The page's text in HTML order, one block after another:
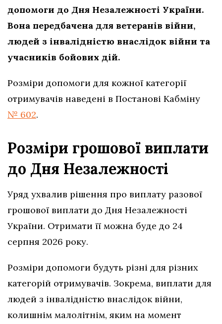
допомоги до Дня Незалежності України.
Вона передбачена для ветеранів війни,
людей з інвалідністю внаслідок війни та
учасників бойових дій.
Розміри допомоги для кожної категорії
отримувачів наведені в Постанові Кабміну
№ 602.
Розміри грошової виплати
до Дня Незалежності
Уряд ухвалив рішення про виплату разової
грошової виплати до Дня Незалежності
України. Отримати її можна буде до 24
серпня 2026 року.
Розміри допомоги будуть різні для різних
категорій отримувачів. Зокрема, виплати для
людей з інвалідністю внаслідок війни,
колишнім малолітнім, яким на момент